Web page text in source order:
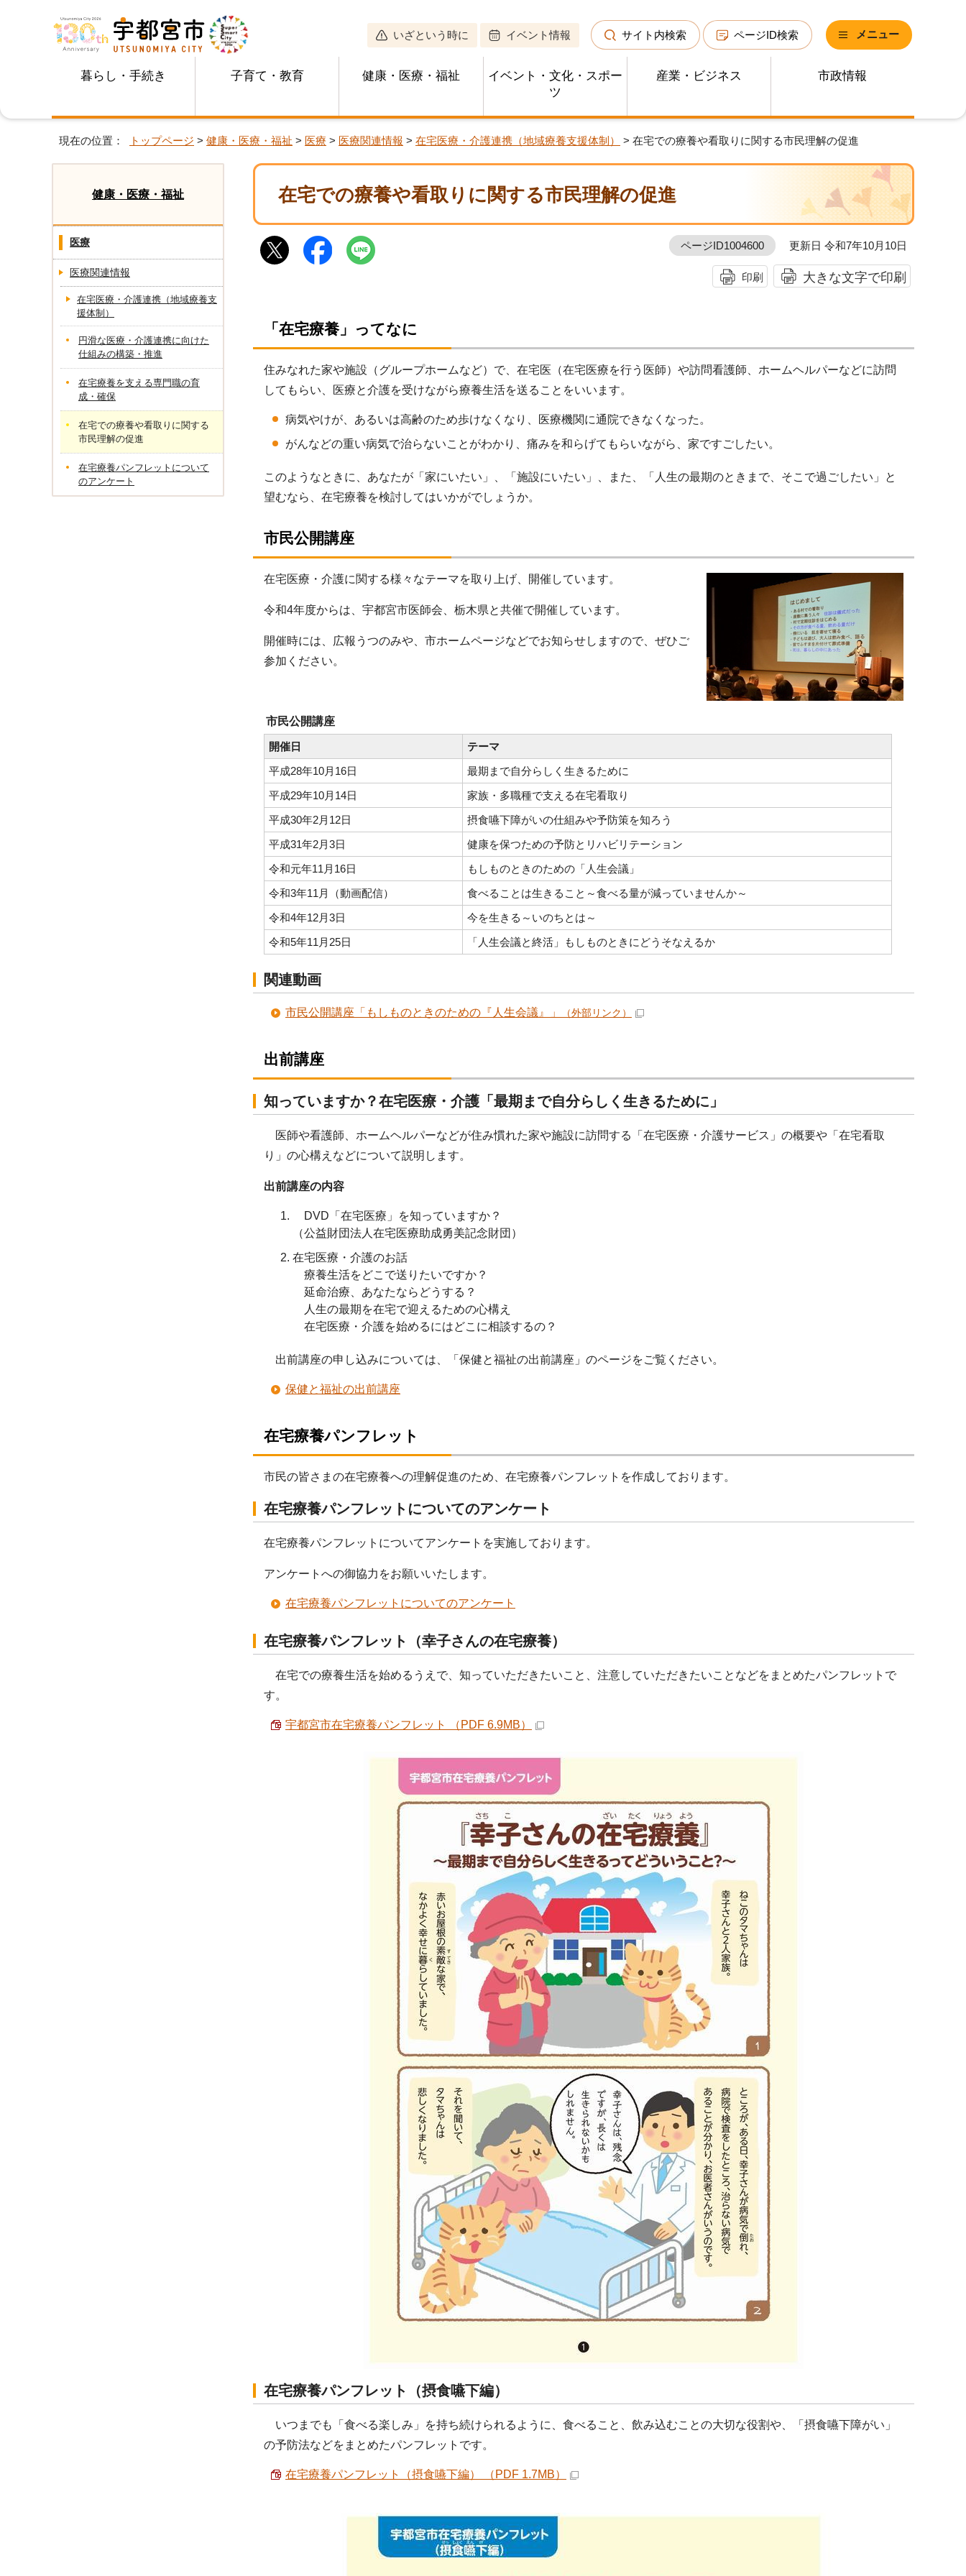
いざという時に イベント情報 サイト内検索 ページID検索 メニュー
暮らし・手続き 子育て・教育 健康・医療・福祉
イベント・文化・スポー
ツ
産業・ビジネス 市政情報
現在の位置： トップページ > 健康・医療・福祉 > 医療 > 医療関連情報 > 在宅医療・介護連携（地域療養支援体制） > 在宅での療養や看取りに関する市民理解の促進
在宅での療養や看取りに関する市民理解の促進
ページID1004600 更新日 令和7年10月10日
印刷 大きな文字で印刷
「在宅療養」ってなに
住みなれた家や施設（グループホームなど）で、在宅医（在宅医療を行う医師）や訪問看護師、ホームヘルパーなどに訪問
してもらい、医療と介護を受けながら療養生活を送ることをいいます。
病気やけが、あるいは高齢のため歩けなくなり、医療機関に通院できなくなった。
がんなどの重い病気で治らないことがわかり、痛みを和らげてもらいながら、家ですごしたい。
このようなときに、あなたが「家にいたい」、「施設にいたい」、また、「人生の最期のときまで、そこで過ごしたい」と
望むなら、在宅療養を検討してはいかがでしょうか。
市民公開講座
在宅医療・介護に関する様々なテーマを取り上げ、開催しています。
令和4年度からは、宇都宮市医師会、栃木県と共催で開催しています。
開催時には、広報うつのみや、市ホームページなどでお知らせしますので、ぜひご
参加ください。
市民公開講座
開催日
テーマ
平成28年10月16日
最期まで自分らしく生きるために
平成29年10月14日
家族・多職種で支える在宅看取り
平成30年2月12日
摂食嚥下障がいの仕組みや予防策を知ろう
平成31年2月3日
健康を保つための予防とリハビリテーション
令和元年11月16日
もしものときのための「人生会議」
令和3年11月（動画配信）
食べることは生きること～食べる量が減っていませんか～
令和4年12月3日
今を生きる～いのちとは～
令和5年11月25日
「人生会議と終活」もしものときにどうそなえるか
関連動画
市民公開講座「もしものときのための『人生会議』」 （外部リンク）
出前講座
知っていますか？在宅医療・介護「最期まで自分らしく生きるために」
医師や看護師、ホームヘルパーなどが住み慣れた家や施設に訪問する「在宅医療・介護サービス」の概要や「在宅看取
り」の心構えなどについて説明します。
出前講座の内容
DVD「在宅医療」を知っていますか？
（公益財団法人在宅医療助成勇美記念財団）
在宅医療・介護のお話
療養生活をどこで送りたいですか？
延命治療、あなたならどうする？
人生の最期を在宅で迎えるための心構え
在宅医療・介護を始めるにはどこに相談するの？
出前講座の申し込みについては、「保健と福祉の出前講座」のページをご覧ください。
保健と福祉の出前講座
在宅療養パンフレット
市民の皆さまの在宅療養への理解促進のため、在宅療養パンフレットを作成しております。
在宅療養パンフレットについてのアンケート
在宅療養パンフレットについてアンケートを実施しております。
アンケートへの御協力をお願いいたします。
在宅療養パンフレットについてのアンケート
在宅療養パンフレット（幸子さんの在宅療養）
在宅での療養生活を始めるうえで、知っていただきたいこと、注意していただきたいことなどをまとめたパンフレットで
す。
宇都宮市在宅療養パンフレット （PDF 6.9MB）
在宅療養パンフレット（摂食嚥下編）
いつまでも「食べる楽しみ」を持ち続けられるように、食べること、飲み込むことの大切な役割や、「摂食嚥下障がい」
の予防法などをまとめたパンフレットです。
在宅療養パンフレット（摂食嚥下編） （PDF 1.7MB）
健康・医療・福祉
医療
医療関連情報
在宅医療・介護連携（地域療養支
援体制）
円滑な医療・介護連携に向けた
仕組みの構築・推進
在宅療養を支える専門職の育
成・確保
在宅での療養や看取りに関する
市民理解の促進
在宅療養パンフレットについて
のアンケート